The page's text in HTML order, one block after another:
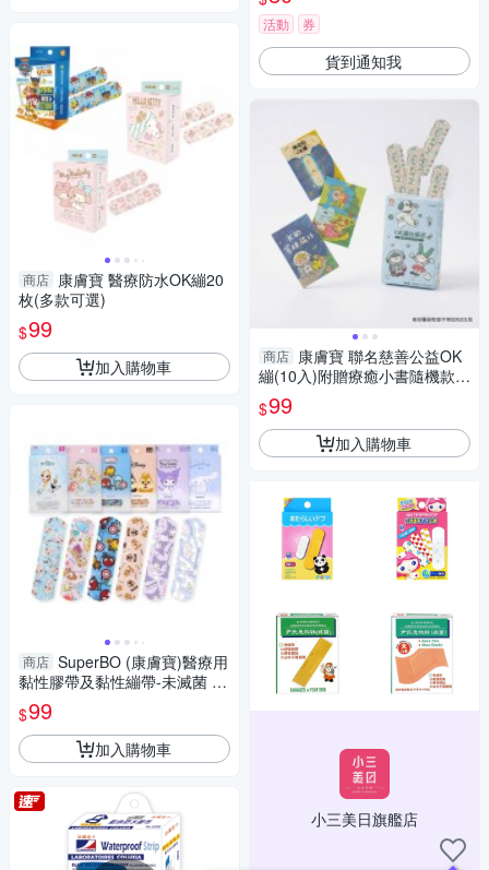
商店 康膚寶 醫療防水OK繃20
枚(多款可選)
$99
加入購物車
商店 SuperBO (康膚寶)醫療用
黏性膠帶及黏性繃帶-未滅菌 醫
療防水OK繃(20入)
$99
加入購物車
活動 券
貨到通知我
商店 康膚寶 聯名慈善公益OK
繃(10入)附贈療癒小書隨機款
靖娟兒童安全文教基金會 X in b
erry
$99
加入購物車
小三美日旗艦店